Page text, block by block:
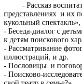
- Рассказ
представлениях и их
кукольный
- Беседа-диалог с
к детям поискового
- Рассматривание
иллюстраций, и др.
- Пословицы и
- Поисково-